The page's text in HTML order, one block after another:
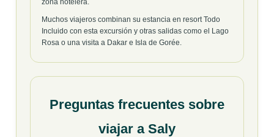
Muchos viajeros combinan su estancia en resort Todo
Incluido con esta excursión y otras salidas como el Lago
Rosa o una visita a Dakar e Isla de Gorée.
Preguntas frecuentes sobre
viajar a Saly